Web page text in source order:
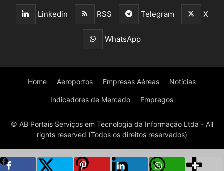
Linkedin RSS Telegram X
WhatsApp
Home Aeroportos Empresas Aéreas Notícias
Indicadores de Mercado Empregos
© AB Portais Serviços em Tecnologia da Informação Ltda - All
rights reserved (Todos os direitos reservados)